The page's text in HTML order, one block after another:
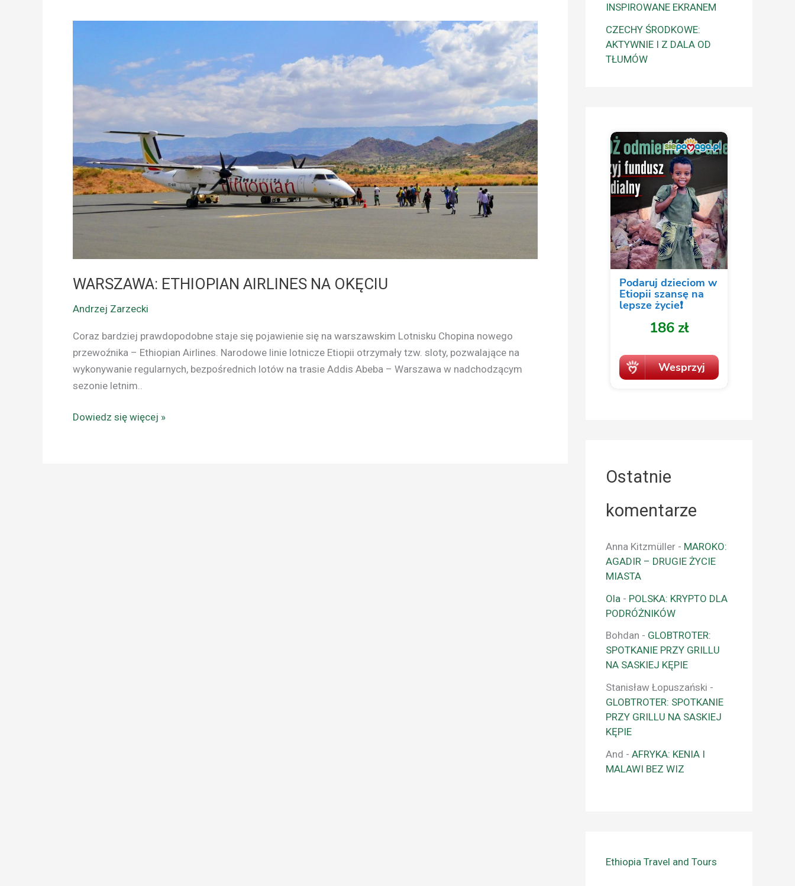
WARSZAWA: ETHIOPIAN AIRLINES NA OKĘCIU
Andrzej Zarzecki
Coraz bardziej prawdopodobne staje się pojawienie się na warszawskim Lotnisku Chopina nowego
przewoźnika – Ethiopian Airlines. Narodowe linie lotnicze Etiopii otrzymały tzw. sloty, pozwalające na
wykonywanie regularnych, bezpośrednich lotów na trasie Addis Abeba – Warszawa w nadchodzącym
sezonie letnim..
AIRLINES
OKĘCIU
Dowiedz się więcej »
INSPIROWANE EKRANEM
CZECHY ŚRODKOWE:
AKTYWNIE I Z DALA OD
TŁUMÓW
Ostatnie
komentarze
Anna Kitzmüller - MAROKO:
AGADIR – DRUGIE ŻYCIE
MIASTA
Ola - POLSKA: KRYPTO DLA
PODRÓŻNIKÓW
Bohdan - GLOBTROTER:
SPOTKANIE PRZY GRILLU
NA SASKIEJ KĘPIE
Stanisław Łopuszański -
GLOBTROTER: SPOTKANIE
PRZY GRILLU NA SASKIEJ
KĘPIE
And - AFRYKA: KENIA I
MALAWI BEZ WIZ
Ethiopia Travel and Tours